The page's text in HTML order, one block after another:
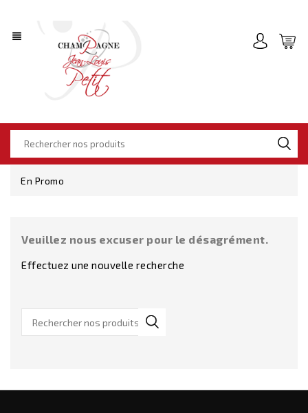
view_headline
En Promo
Veuillez nous excuser pour le désagrément.
Effectuez une nouvelle recherche